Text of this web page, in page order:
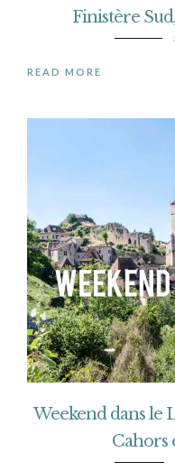
Finistère
READ MORE
Weekend dans le
Cahors